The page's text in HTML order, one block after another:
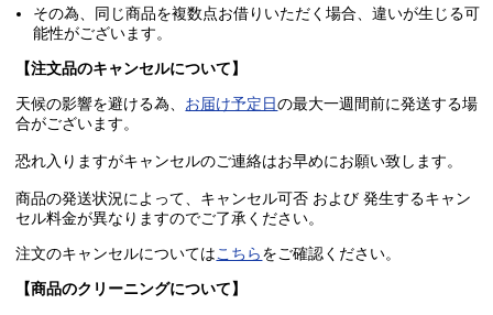
その為、同じ商品を複数点お借りいただく場合、違いが生じる可
能性がございます。
【注文品のキャンセルについて】
天候の影響を避ける為、 お届け予定日の最大一週間前に発送する場
合がございます。
恐れ入りますがキャンセルのご連絡はお早めにお願い致します。
商品の発送状況によって、キャンセル可否 および 発生するキャン
セル料金が異なりますのでご了承ください。
注文のキャンセルについてはこちら をご確認ください。
【商品のクリーニングについて】